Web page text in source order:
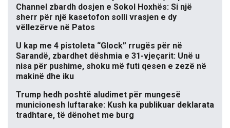
Channel zbardh dosjen e Sokol Hoxhës: Si një
sherr për një kasetofon solli vrasjen e dy
vëllezërve në Patos
U kap me 4 pistoleta “Glock” rrugës për në
Sarandë, zbardhet dëshmia e 31-vjeçarit: Unë u
nisa për pushime, shoku më futi qesen e zezë në
makinë dhe iku
Trump hedh poshtë aludimet për mungesë
municionesh luftarake: Kush ka publikuar deklarata
tradhtare, të dënohet me burg